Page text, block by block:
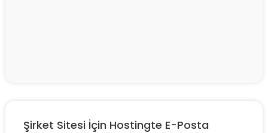
Şirket Sitesi İçin Hostingte E-Posta